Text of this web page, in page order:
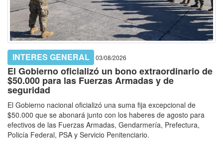
INTERES GENERAL 03/08/2026
El Gobierno oficializó un bono extraordinario de
$50.000 para las Fuerzas Armadas y de
seguridad
El Gobierno nacional oficializó una suma fija excepcional de
$50.000 que se abonará junto con los haberes de agosto para
efectivos de las Fuerzas Armadas, Gendarmería, Prefectura,
Policía Federal, PSA y Servicio Penitenciario.